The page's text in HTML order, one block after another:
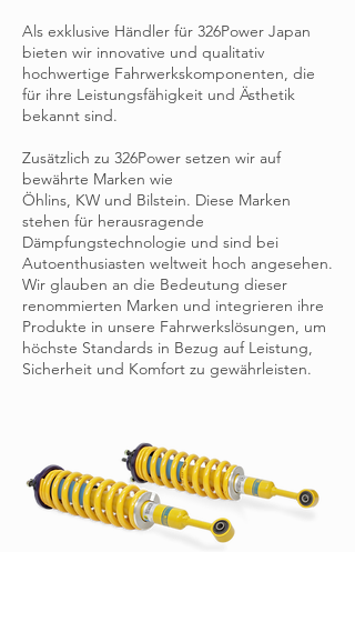
Als exklusive Händler für 326Power Japan
bieten wir innovative und qualitativ
hochwertige Fahrwerkskomponenten, die
für ihre Leistungsfähigkeit und Ästhetik
bekannt sind.
Zusätzlich zu 326Power setzen wir auf
bewährte Marken wie
Öhlins, KW und Bilstein. Diese Marken
stehen für herausragende
Dämpfungstechnologie und sind bei
Autoenthusiasten weltweit hoch angesehen.
Wir glauben an die Bedeutung dieser
renommierten Marken und integrieren ihre
Produkte in unsere Fahrwerkslösungen, um
höchste Standards in Bezug auf Leistung,
Sicherheit und Komfort zu gewährleisten.